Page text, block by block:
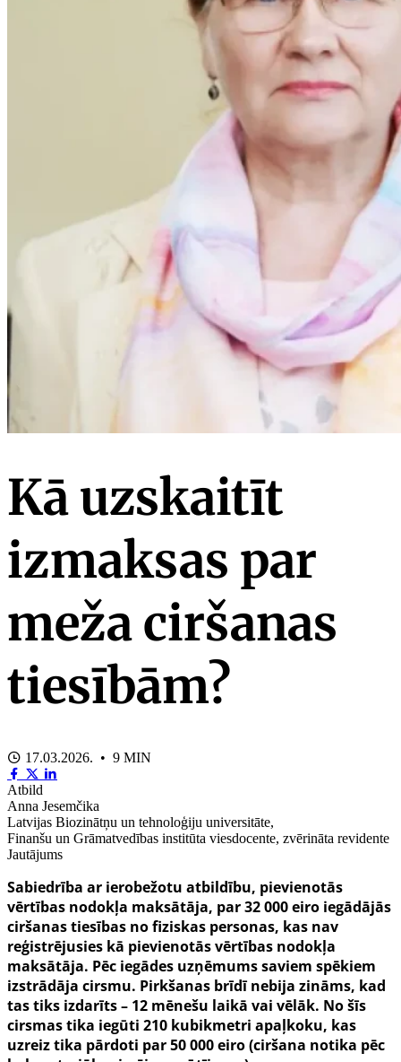
Kā uzskaitīt
izmaksas par
meža ciršanas
tiesībām?
17.03.2026. • 9 MIN
Atbild
Anna Jesemčika
Latvijas Biozinātņu un tehnoloģiju universitāte,
Finanšu un Grāmatvedības institūta viesdocente, zvērināta revidente
Jautājums
Sabiedrība ar ierobežotu atbildību, pievienotās
vērtības nodokļa maksātāja, par 32 000 eiro iegādājās
ciršanas tiesības no fiziskas personas, kas nav
reģistrējusies kā pievienotās vērtības nodokļa
maksātāja. Pēc iegādes uzņēmums saviem spēkiem
izstrādāja cirsmu. Pirkšanas brīdī nebija zināms, kad
tas tiks izdarīts – 12 mēnešu laikā vai vēlāk. No šīs
cirsmas tika iegūti 210 kubikmetri apaļkoku, kas
uzreiz tika pārdoti par 50 000 eiro (ciršana notika pēc